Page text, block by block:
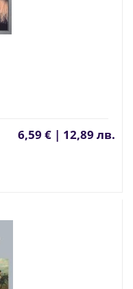
6,59 € | 12,89 лв.